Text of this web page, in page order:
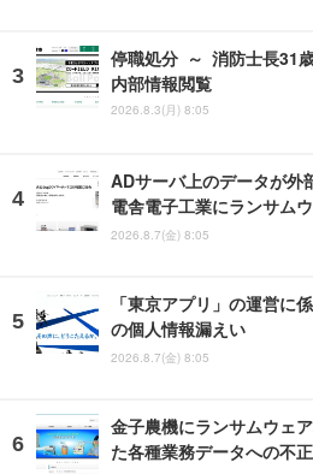
停職処分 ～ 消防士長31
内部情報閲覧
2026.8.3(月) 8:05
ADサーバ上のデータが外
電舎電子工業にランサム
2026.8.7(金) 8:05
「東京アプリ」の運営に
の個人情報漏えい
2026.8.7(金) 8:05
金子農機にランサムウェ
た各種業務データへの不